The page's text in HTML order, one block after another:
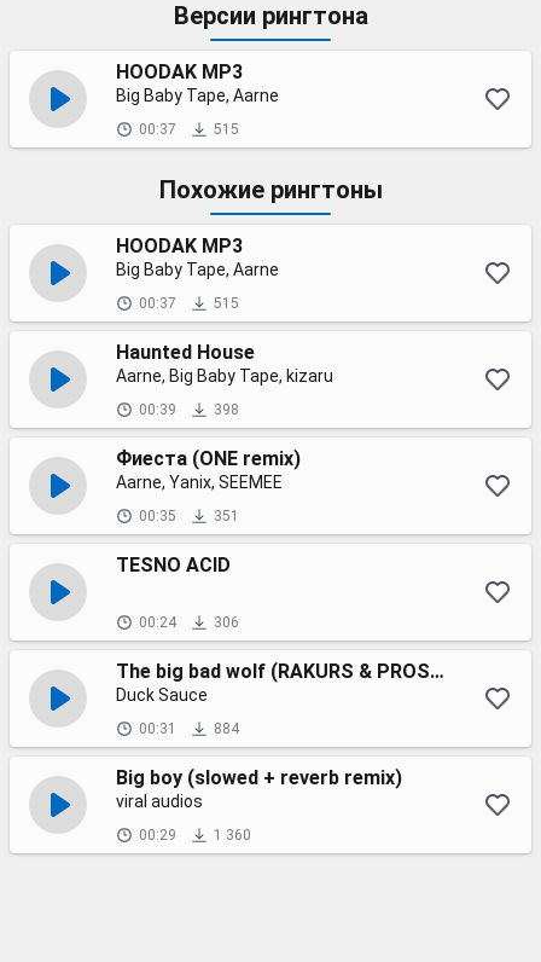
Версии рингтона
HOODAK MP3
Big Baby Tape, Aarne
00:37 515
Похожие рингтоны
HOODAK MP3
Big Baby Tape, Aarne
00:37 515
Haunted House
Aarne, Big Baby Tape, kizaru
00:39 398
Фиеста (ONE remix)
Aarne, Yanix, SEEMEE
00:35 351
ТESNO ACID
00:24 306
The big bad wolf (RAKURS & PROSTEXXX radio remix)
Duck Sauce
00:31 884
Big boy (slowed + reverb remix)
viral audios
00:29 1 360